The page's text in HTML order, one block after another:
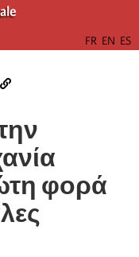
φορά